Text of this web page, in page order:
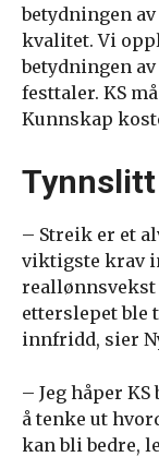
betydningen
kvalitet. Vi
betydningen
festtaler. KS
Kunnskap
– Streik er et
viktigste krav
reallønnsvekst
etterslepet ble
innfridd, sier
– Jeg håper
å tenke ut
kan bli bedre,